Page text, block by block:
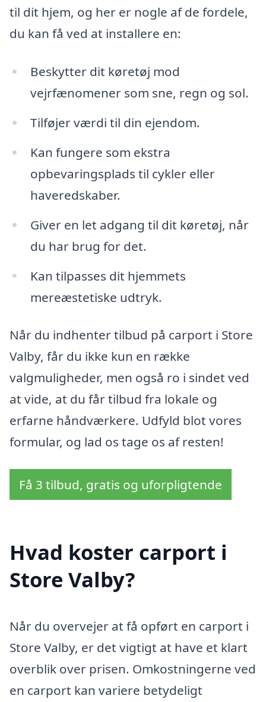
til dit hjem, og her er nogle af de fordele,
du kan få ved at installere en:
Beskytter dit køretøj mod
vejrfænomener som sne, regn og sol.
Tilføjer værdi til din ejendom.
Kan fungere som ekstra
opbevaringsplads til cykler eller
haveredskaber.
Giver en let adgang til dit køretøj, når
du har brug for det.
Kan tilpasses dit hjemmets
mereæstetiske udtryk.
Når du indhenter tilbud på carport i Store
Valby, får du ikke kun en række
valgmuligheder, men også ro i sindet ved
at vide, at du får tilbud fra lokale og
erfarne håndværkere. Udfyld blot vores
formular, og lad os tage os af resten!
Få 3 tilbud, gratis og uforpligtende
Hvad koster carport i
Store Valby?
Når du overvejer at få opført en carport i
Store Valby, er det vigtigt at have et klart
overblik over prisen. Omkostningerne ved
en carport kan variere betydeligt